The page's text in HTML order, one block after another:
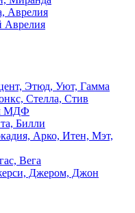
Аврелия
Аврелия
Этюд, Уют, Гамма
Стелла, Стив
МДФ
Билли
Арко, Итен, Мэт,
Вега
Джером, Джон